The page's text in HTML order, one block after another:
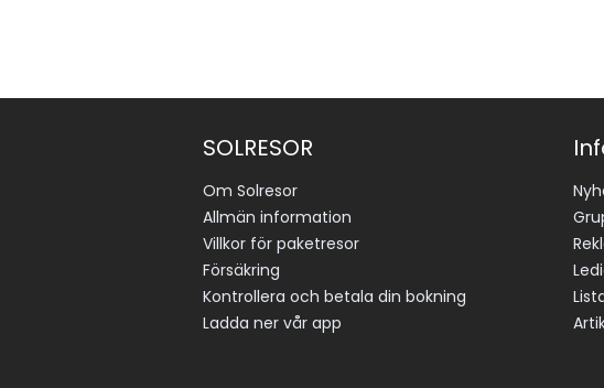
SOLRESOR
Om Solresor
Allmän information
Villkor för paketresor
Försäkring
Kontrollera och betala din bokning
Ladda ner vår app